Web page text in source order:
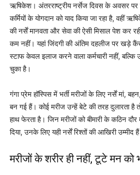
ऋषिकेश। अंतरराष्ट्रीय नर्सेज दिवस के अवसर पर
कर्मियों के योगदान को याद किया जा रहा है, वहीं
की नर्सें मानवता और सेवा की ऐसी मिसाल पेश कर
कम नहीं। यहां जिंदगी की अंतिम दहलीज पर खड़े
स्टाफ केवल इलाज करने वाला कर्मचारी नहीं, बल्कि
चुका है।
गंगा प्रेम हॉस्पिस में भर्ती मरीजों के लिए नर्सें मां,
बन गई हैं। कोई मरीज उन्हें बेटे की तरह दुलारता है
हाथ फेरता है। जिन मरीजों को बीमारी के कठिन
दिया, उनके लिए यही नर्सें रिश्तों की आखिरी उम्मीद
मरीजों के शरीर ही नहीं, टूटे मन को